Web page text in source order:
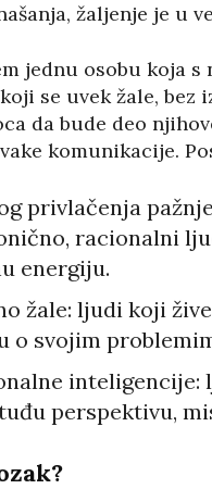
žaljenje je u
jednu osobu koja
se uvek žale, bez
da bude deo
komunikacije.
privlačenja
racionalni
energiju.
žale: ljudi koji
o svojim
inteligencije:
perspektivu,